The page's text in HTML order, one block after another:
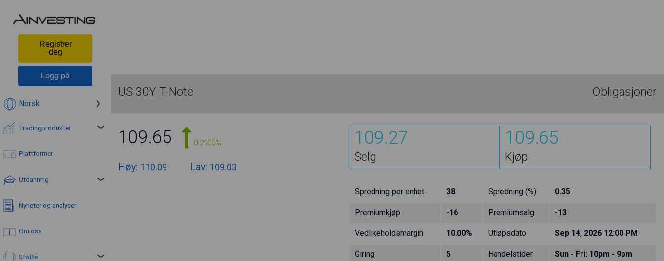
Registrer
deg
Logg på
Norsk
Tradingprodukter
Plattformer
Utdanning
Nyheter og analyser
Om oss
Støtte
US 30Y T-Note Obligasjoner
109.65 0.2200%
Høy: 110.09 Lav: 109.03
109.27
Selg
109.65
Kjøp
Spredning per enhet 38 Spredning (%) 0.35
Premiumkjøp -16 Premiumsalg -13
Vedlikeholdsmargin 10.00% Utløpsdato Sep 14, 2026 12:00 PM
Giring 5 Handelstider Sun - Fri: 10pm - 9pm